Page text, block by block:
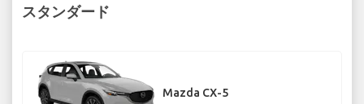
スタンダード
Mazda CX-5